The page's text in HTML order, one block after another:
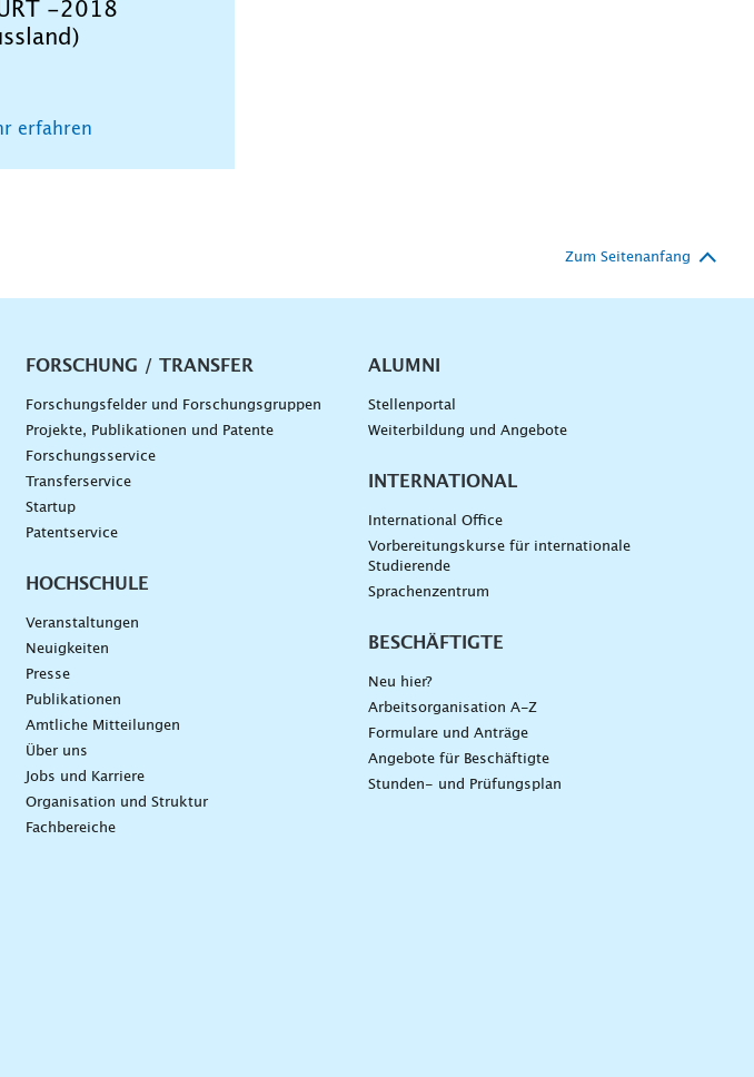
-2018
erfahren
Zum Seitenanfang
FORSCHUNG / TRANSFER
Forschungsfelder und Forschungsgruppen
Projekte, Publikationen und Patente
Forschungsservice
Transferservice
Startup
Patentservice
HOCHSCHULE
Veranstaltungen
Neuigkeiten
Presse
Publikationen
Amtliche Mitteilungen
Über uns
Jobs und Karriere
Organisation und Struktur
Fachbereiche
ALUMNI
Stellenportal
Weiterbildung und Angebote
INTERNATIONAL
International Office
Vorbereitungskurse für internationale
Studierende
Sprachenzentrum
BESCHÄFTIGTE
Neu hier?
Arbeitsorganisation A-Z
Formulare und Anträge
Angebote für Beschäftigte
Stunden- und Prüfungsplan